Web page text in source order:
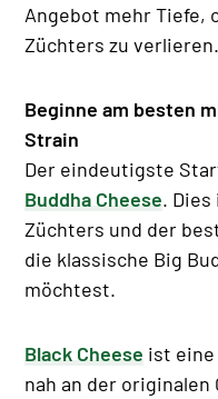
Angebot mehr Tiefe,
Züchters zu verlieren.
Beginne am besten
Strain
Der eindeutigste
Buddha Cheese.
Züchters und der
die klassische Big
möchtest.
Black Cheese ist
nah an der